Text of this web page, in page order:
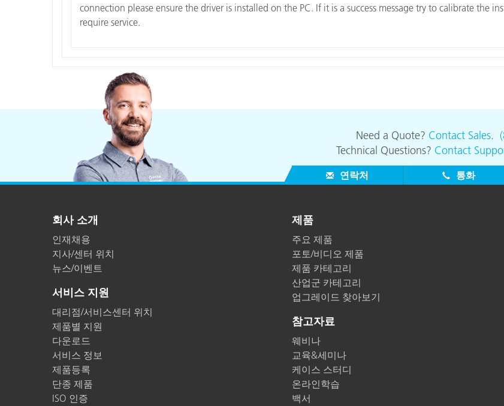
connection please ensure the driver is installed on the PC. If it is a success message try to calibrate the
require service.
Need a Quote? Contact Sales.
Technical Questions? Contact
연락처 통화
회사 소개
인재채용
지사/센터 위치
뉴스/이벤트
서비스 지원
대리점/서비스센터 위치
제품별 지원
다운로드
서비스 정보
제품등록
단종 제품
ISO 인증
제품
주요 제품
포토/비디오 제품
제품 카테고리
산업군 카테고리
업그레이드 찾아보기
참고자료
웨비나
교육&세미나
케이스 스터디
온라인학습
백서